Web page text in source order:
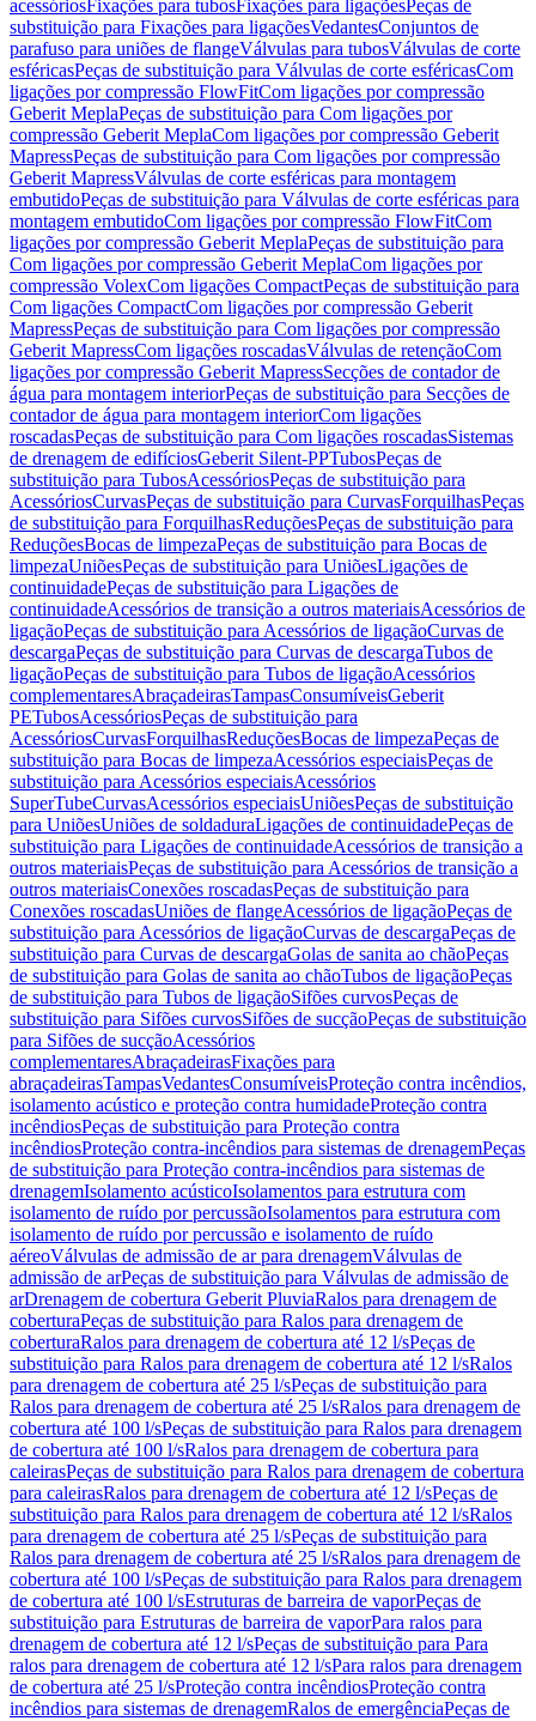
acessóriosFixações para tubosFixações para ligaçõesPeças de
substituição para Fixações para ligaçõesVedantesConjuntos de
parafuso para uniões de flangeVálvulas para tubosVálvulas de corte
esféricasPeças de substituição para Válvulas de corte esféricasCom
ligações por compressão FlowFitCom ligações por compressão
Geberit MeplaPeças de substituição para Com ligações por
compressão Geberit MeplaCom ligações por compressão Geberit
MapressPeças de substituição para Com ligações por compressão
Geberit MapressVálvulas de corte esféricas para montagem
embutidoPeças de substituição para Válvulas de corte esféricas para
montagem embutidoCom ligações por compressão FlowFitCom
ligações por compressão Geberit MeplaPeças de substituição para
Com ligações por compressão Geberit MeplaCom ligações por
compressão VolexCom ligações CompactPeças de substituição para
Com ligações CompactCom ligações por compressão Geberit
MapressPeças de substituição para Com ligações por compressão
Geberit MapressCom ligações roscadasVálvulas de retençãoCom
ligações por compressão Geberit MapressSecções de contador de
água para montagem interiorPeças de substituição para Secções de
contador de água para montagem interiorCom ligações
roscadasPeças de substituição para Com ligações roscadasSistemas
de drenagem de edifíciosGeberit Silent-PPTubosPeças de
substituição para TubosAcessóriosPeças de substituição para
AcessóriosCurvasPeças de substituição para CurvasForquilhasPeças
de substituição para ForquilhasReduçõesPeças de substituição para
ReduçõesBocas de limpezaPeças de substituição para Bocas de
limpezaUniõesPeças de substituição para UniõesLigações de
continuidadePeças de substituição para Ligações de
continuidadeAcessórios de transição a outros materiaisAcessórios de
ligaçãoPeças de substituição para Acessórios de ligaçãoCurvas de
descargaPeças de substituição para Curvas de descargaTubos de
ligaçãoPeças de substituição para Tubos de ligaçãoAcessórios
complementaresAbraçadeirasTampasConsumíveisGeberit
PETubosAcessóriosPeças de substituição para
AcessóriosCurvasForquilhasReduçõesBocas de limpezaPeças de
substituição para Bocas de limpezaAcessórios especiaisPeças de
substituição para Acessórios especiaisAcessórios
SuperTubeCurvasAcessórios especiaisUniõesPeças de substituição
para UniõesUniões de soldaduraLigações de continuidadePeças de
substituição para Ligações de continuidadeAcessórios de transição a
outros materiaisPeças de substituição para Acessórios de transição a
outros materiaisConexões roscadasPeças de substituição para
Conexões roscadasUniões de flangeAcessórios de ligaçãoPeças de
substituição para Acessórios de ligaçãoCurvas de descargaPeças de
substituição para Curvas de descargaGolas de sanita ao chãoPeças
de substituição para Golas de sanita ao chãoTubos de ligaçãoPeças
de substituição para Tubos de ligaçãoSifões curvosPeças de
substituição para Sifões curvosSifões de sucçãoPeças de substituição
para Sifões de sucçãoAcessórios
complementaresAbraçadeirasFixações para
abraçadeirasTampasVedantesConsumíveisProteção contra incêndios,
isolamento acústico e proteção contra humidadeProteção contra
incêndiosPeças de substituição para Proteção contra
incêndiosProteção contra-incêndios para sistemas de drenagemPeças
de substituição para Proteção contra-incêndios para sistemas de
drenagemIsolamento acústicoIsolamentos para estrutura com
isolamento de ruído por percussãoIsolamentos para estrutura com
isolamento de ruído por percussão e isolamento de ruído
aéreoVálvulas de admissão de ar para drenagemVálvulas de
admissão de arPeças de substituição para Válvulas de admissão de
arDrenagem de cobertura Geberit PluviaRalos para drenagem de
coberturaPeças de substituição para Ralos para drenagem de
coberturaRalos para drenagem de cobertura até 12 l/sPeças de
substituição para Ralos para drenagem de cobertura até 12 l/sRalos
para drenagem de cobertura até 25 l/sPeças de substituição para
Ralos para drenagem de cobertura até 25 l/sRalos para drenagem de
cobertura até 100 l/sPeças de substituição para Ralos para drenagem
de cobertura até 100 l/sRalos para drenagem de cobertura para
caleirasPeças de substituição para Ralos para drenagem de cobertura
para caleirasRalos para drenagem de cobertura até 12 l/sPeças de
substituição para Ralos para drenagem de cobertura até 12 l/sRalos
para drenagem de cobertura até 25 l/sPeças de substituição para
Ralos para drenagem de cobertura até 25 l/sRalos para drenagem de
cobertura até 100 l/sPeças de substituição para Ralos para drenagem
de cobertura até 100 l/sEstruturas de barreira de vaporPeças de
substituição para Estruturas de barreira de vaporPara ralos para
drenagem de cobertura até 12 l/sPeças de substituição para Para
ralos para drenagem de cobertura até 12 l/sPara ralos para drenagem
de cobertura até 25 l/sProteção contra incêndiosProteção contra
incêndios para sistemas de drenagemRalos de emergênciaPeças de